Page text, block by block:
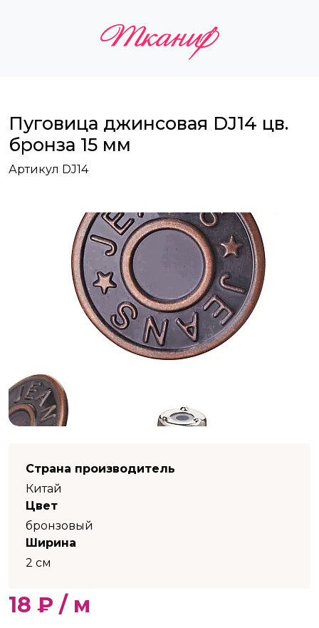
Пуговица джинсовая DJ14 цв.
бронза 15 мм
Артикул DJ14
Страна производитель
Китай
Цвет
бронзовый
Ширина
2 см
18 ₽ / м